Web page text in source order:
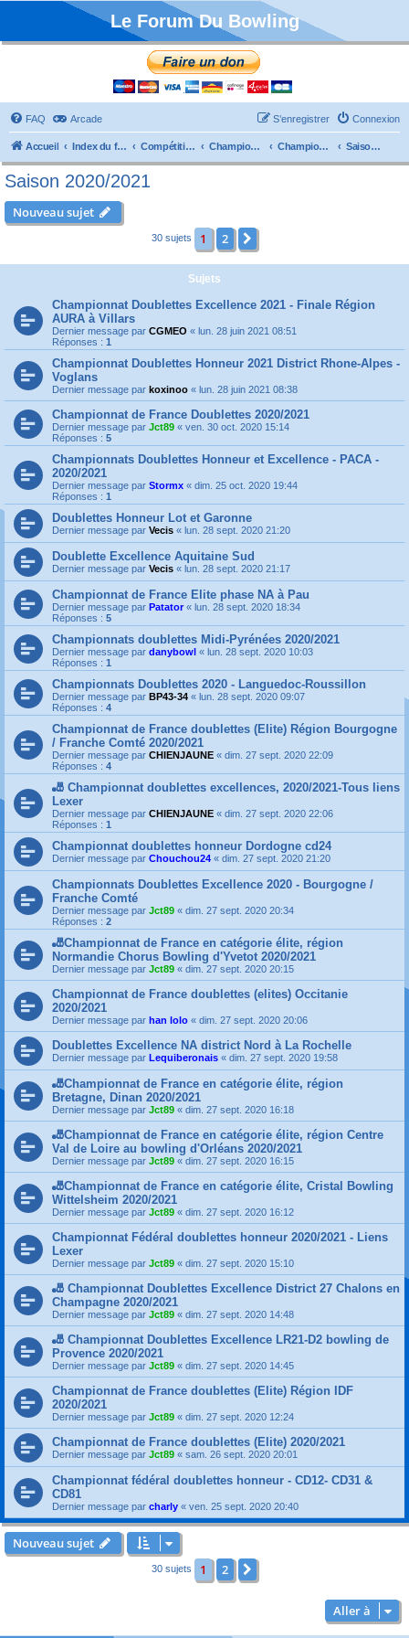
Le Forum Du Bowling
FAQ Arcade Connexion
S’enregistrer
Accueil Index du forum Compétitions Championnats de France Championnat Doublettes Saison 2020/2021
Saison 2020/2021
Nouveau sujet
30 sujets 1 2
Sujets
Championnat Doublettes Excellence 2021 - Finale Région
AURA à Villars
Dernier message par CGMEO « lun. 28 juin 2021 08:51
Réponses : 1
Championnat Doublettes Honneur 2021 District Rhone-Alpes -
Voglans
Dernier message par koxinoo « lun. 28 juin 2021 08:38
Championnat de France Doublettes 2020/2021
Dernier message par Jct89 « ven. 30 oct. 2020 15:14
Réponses : 5
Championnats Doublettes Honneur et Excellence - PACA -
2020/2021
Dernier message par Stormx « dim. 25 oct. 2020 19:44
Réponses : 1
Doublettes Honneur Lot et Garonne
Dernier message par Vecis « lun. 28 sept. 2020 21:20
Doublette Excellence Aquitaine Sud
Dernier message par Vecis « lun. 28 sept. 2020 21:17
Championnat de France Elite phase NA à Pau
Dernier message par Patator « lun. 28 sept. 2020 18:34
Réponses : 5
Championnats doublettes Midi-Pyrénées 2020/2021
Dernier message par danybowl « lun. 28 sept. 2020 10:03
Réponses : 1
Championnats Doublettes 2020 - Languedoc-Roussillon
Dernier message par BP43-34 « lun. 28 sept. 2020 09:07
Réponses : 4
Championnat de France doublettes (Elite) Région Bourgogne
/ Franche Comté 2020/2021
Dernier message par CHIENJAUNE « dim. 27 sept. 2020 22:09
Réponses : 4
🎳 Championnat doublettes excellences, 2020/2021-Tous liens
Lexer
Dernier message par CHIENJAUNE « dim. 27 sept. 2020 22:06
Réponses : 1
Championnat doublettes honneur Dordogne cd24
Dernier message par Chouchou24 « dim. 27 sept. 2020 21:20
Championnats Doublettes Excellence 2020 - Bourgogne /
Franche Comté
Dernier message par Jct89 « dim. 27 sept. 2020 20:34
Réponses : 2
🎳Championnat de France en catégorie élite, région
Normandie Chorus Bowling d'Yvetot 2020/2021
Dernier message par Jct89 « dim. 27 sept. 2020 20:15
Championnat de France doublettes (elites) Occitanie
2020/2021
Dernier message par han lolo « dim. 27 sept. 2020 20:06
Doublettes Excellence NA district Nord à La Rochelle
Dernier message par Lequiberonais « dim. 27 sept. 2020 19:58
🎳Championnat de France en catégorie élite, région
Bretagne, Dinan 2020/2021
Dernier message par Jct89 « dim. 27 sept. 2020 16:18
🎳Championnat de France en catégorie élite, région Centre
Val de Loire au bowling d'Orléans 2020/2021
Dernier message par Jct89 « dim. 27 sept. 2020 16:15
🎳Championnat de France en catégorie élite, Cristal Bowling
Wittelsheim 2020/2021
Dernier message par Jct89 « dim. 27 sept. 2020 16:12
Championnat Fédéral doublettes honneur 2020/2021 - Liens
Lexer
Dernier message par Jct89 « dim. 27 sept. 2020 15:10
🎳 Championnat Doublettes Excellence District 27 Chalons en
Champagne 2020/2021
Dernier message par Jct89 « dim. 27 sept. 2020 14:48
🎳 Championnat Doublettes Excellence LR21-D2 bowling de
Provence 2020/2021
Dernier message par Jct89 « dim. 27 sept. 2020 14:45
Championnat de France doublettes (Elite) Région IDF
2020/2021
Dernier message par Jct89 « dim. 27 sept. 2020 12:24
Championnat de France doublettes (Elite) 2020/2021
Dernier message par Jct89 « sam. 26 sept. 2020 20:01
Championnat fédéral doublettes honneur - CD12- CD31 &
CD81
Dernier message par charly « ven. 25 sept. 2020 20:40
Nouveau sujet
30 sujets 1 2
Aller à